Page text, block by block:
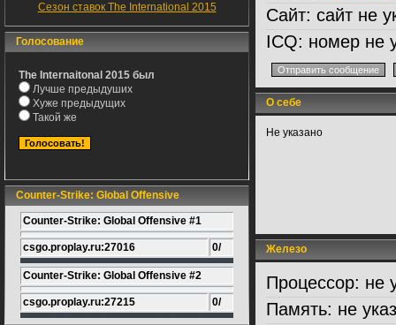
Сезон ставок The International 2015
Голосование
The Internaitonal 2015 был
Лучше предыдуших
Хуже предыдущих
Такой же
Counter-Strike: Global Offensive
Counter-Strike: Global Offensive #1
csgo.proplay.ru:27016 0/
Counter-Strike: Global Offensive #2
csgo.proplay.ru:27215 0/
Сайт: сайт не
ICQ: номер не
О себе
Не указано
Железо
Процессор: не
Память: не